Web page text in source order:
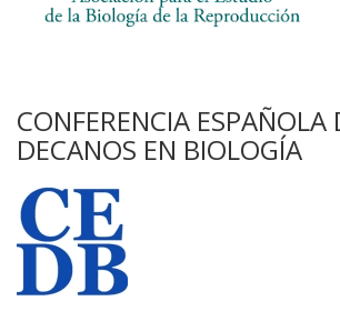
CONFERENCIA ESPAÑOLA
DECANOS EN BIOLOGÍA